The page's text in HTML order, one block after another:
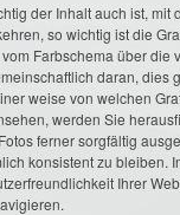
der Inhalt auch ist,
so wichtig ist die
Farbschema über
daran, dies
weise von welchen
werden Sie
ferner sorgfältig
konsistent zu bleiben.
Ihrer